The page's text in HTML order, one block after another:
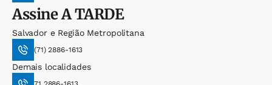
AssineA TARDE
Salvador e Região Metropolitana
(71) 2886-1613
Demais localidades